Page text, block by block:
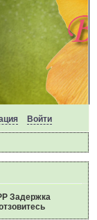
Войти
Задержка